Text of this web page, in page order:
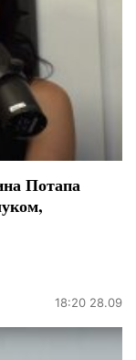
Потапа
18:20 28.09